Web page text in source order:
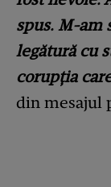
spus. M-am
legătură cu
corupția
din mesajul